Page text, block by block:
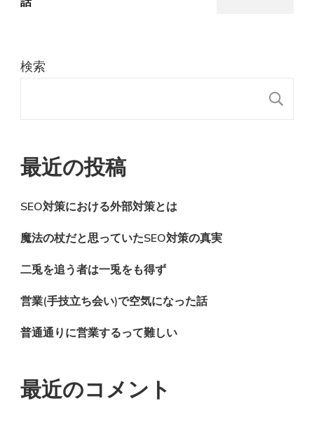
検索
最近の投稿
SEO対策における外部対策とは
魔法の杖だと思っていたSEO対策の真実
二兎を追う者は一兎をも得ず
営業(手技立ち会い)で空気になった話
普通通りに営業するって難しい
最近のコメント